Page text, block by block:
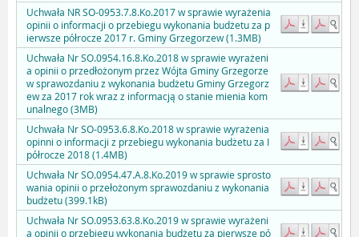
Uchwała NR SO-0953.7.8.Ko.2017 w sprawie wyrażenia
opinii o informacji o przebiegu wykonania budżetu za p
ierwsze półrocze 2017 r. Gminy Grzegorzew (1.3MB)
Uchwała Nr SO.0954.16.8.Ko.2018 w sprawie wyrażeni
a opinii o przedłożonym przez Wójta Gminy Grzegorze
w sprawozdaniu z wykonania budżetu Gminy Grzegorz
ew za 2017 rok wraz z informacją o stanie mienia kom
unalnego (3MB)
Uchwała Nr SO-0953.6.8.Ko.2018 w sprawie wyrażenia
opinni o informacji z przebiegu wykonania budżetu za I
półrocze 2018 (1.4MB)
Uchwała Nr SO.0954.47.A.8.Ko.2019 w sprawie sprosto
wania opinii o przełożonym sprawozdaniu z wykonania
budżetu (399.1kB)
Uchwała Nr SO.0953.63.8.Ko.2019 w sprawie wyrażeni
a opinii o przebiegu wykonania budżetu za pierwsze pó